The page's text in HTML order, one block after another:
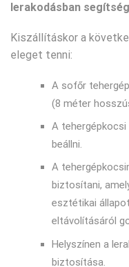
lerakodásban
Kiszállításkor a
eleget tenni:
A sofőr
(8 méter
A tehergépkocsi
beállni.
A
biztosítani,
esztétikai
eltávolításáról
Helyszínen a
biztosítása.